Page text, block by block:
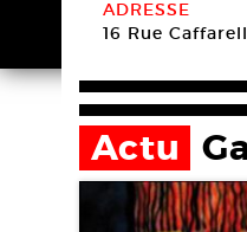
ADRESSE
16 Rue
Actu